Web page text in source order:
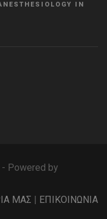
IN
Powered by
ΜΑΣ
ΕΠΙΚΟΙΝΩΝΙΑ